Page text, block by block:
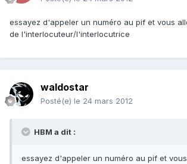
essayez d'appeler un numéro au pif et vous
de l'interlocuteur/l'interlocutrice
waldostar
Posté(e) le 24 mars 2012
HBM a dit :
essayez d'appeler un numéro au pif et